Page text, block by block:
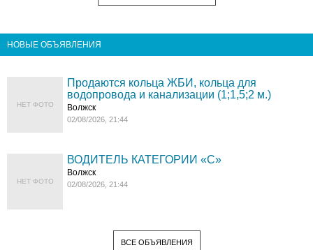
НОВЫЕ ОБЪЯВЛЕНИЯ
НЕТ ФОТО
Продаются кольца ЖБИ, кольца для
водопровода и канализации (1;1,5;2 м.)
Волжск
02/08/2026, 21:44
НЕТ ФОТО
ВОДИТЕЛЬ КАТЕГОРИИ «C»
Волжск
02/08/2026, 21:44
ВСЕ ОБЪЯВЛЕНИЯ